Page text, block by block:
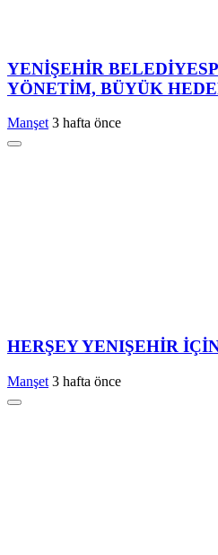
YENİŞEHİR
YÖNETİM, BÜYÜK
Manşet 3 hafta önce
HERŞEY YENIŞEHİR
Manşet 3 hafta önce